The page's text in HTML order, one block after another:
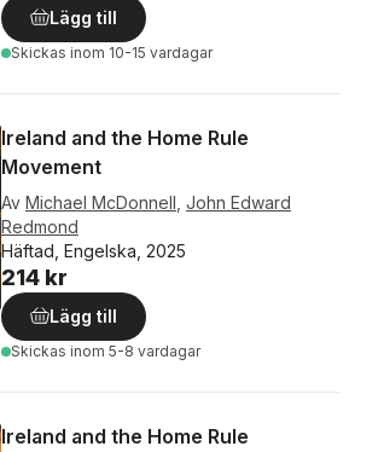
Lägg till
Skickas inom 10-15 vardagar
Ireland and the Home Rule
Movement
Av Michael McDonnell John Edward
Redmond
Häftad, Engelska, 2025
214 kr
Lägg till
Skickas inom 5-8 vardagar
Ireland and the Home Rule